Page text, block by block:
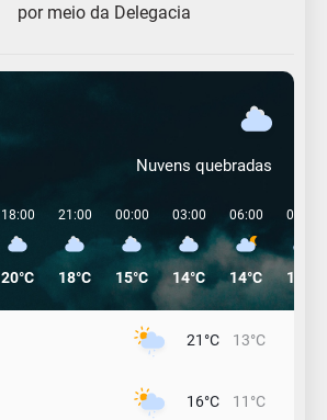
por meio da Delegacia
Nuvens quebradas
18:00
20°C
21:00
18°C
00:00
15°C
03:00
14°C
06:00
14°C
09:00
14°C
21°C 13°C
16°C 11°C